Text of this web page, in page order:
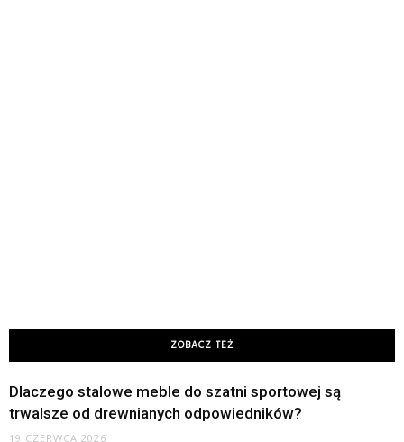
ZOBACZ TEŻ
Dlaczego stalowe meble do szatni sportowej są
trwalsze od drewnianych odpowiedników?
19 CZERWCA 2026